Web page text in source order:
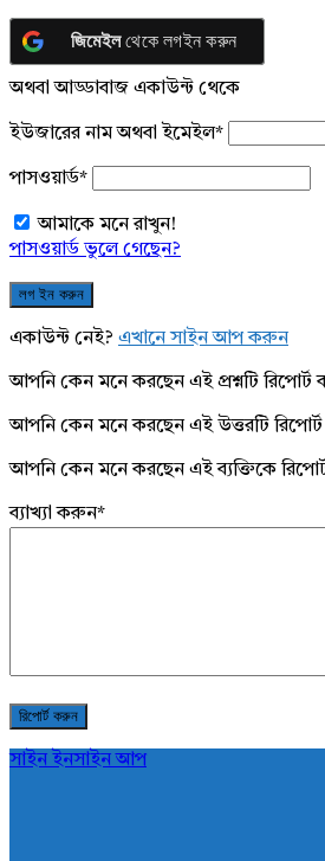
জিমেইলথেকে লগইন করুন
অথবা আড্ডাবাজ একাউন্ট থেকে
ইউজারের নাম অথবা ইমেইল*
পাসওয়ার্ড*
আমাকে মনে রাখুন!
পাসওয়ার্ড ভুলে গেছেন?
একাউন্ট নেই? এখানে সাইন আপ করুন
আপনি কেন মনে করছেন এই প্রশ্নটি রিপোর্ট
আপনি কেন মনে করছেন এই উত্তরটি
আপনি কেন মনে করছেন এই ব্যক্তিকে
ব্যাখ্যা করুন*
সাইন ইনসাইন আপ